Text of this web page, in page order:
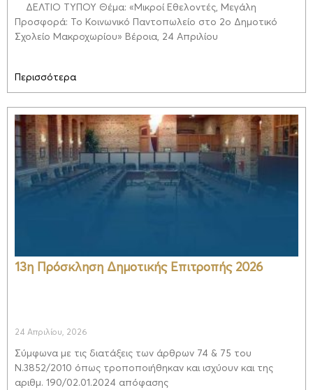
ΔΕΛΤΙΟ ΤΥΠΟΥ Θέμα: «Μικροί Εθελοντές, Μεγάλη
Προσφορά: Το Κοινωνικό Παντοπωλείο στο 2ο Δημοτικό
Σχολείο Μακροχωρίου» Βέροια, 24 Απριλίου
Περισσότερα
13η Πρόσκληση Δημοτικής Επιτροπής 2026
24 Απριλίου, 2026
Σύμφωνα με τις διατάξεις των άρθρων 74 & 75 του
Ν.3852/2010 όπως τροποποιήθηκαν και ισχύουν και της
αριθμ. 190/02.01.2024 απόφασης